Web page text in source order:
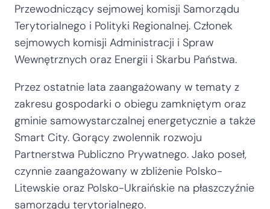
Przewodniczący sejmowej komisji Samorządu
Terytorialnego i Polityki Regionalnej. Członek
sejmowych komisji Administracji i Spraw
Wewnętrznych oraz Energii i Skarbu Państwa.
Przez ostatnie lata zaangażowany w tematy z
zakresu gospodarki o obiegu zamkniętym oraz
gminie samowystarczalnej energetycznie a także
Smart City. Gorący zwolennik rozwoju
Partnerstwa Publiczno Prywatnego. Jako poseł,
czynnie zaangażowany w zbliżenie Polsko-
Litewskie oraz Polsko-Ukraińskie na płaszczyźnie
samorządu terytorialnego.